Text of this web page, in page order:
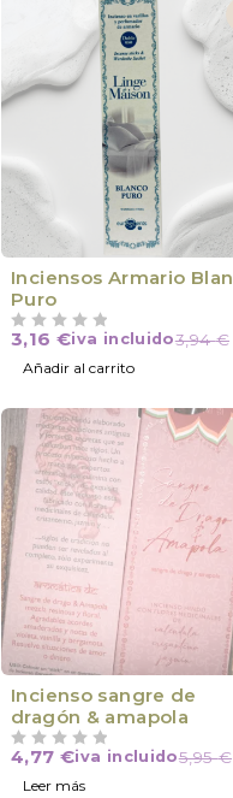
Inciensos Armario Blanco
Puro
3,94€
3,16 €iva incluido
Añadir al carrito
VÍCTIMA DE SU ÉXITO
Incienso sangre de
dragón & amapola
5,95€
4,77 €iva incluido
Leer más